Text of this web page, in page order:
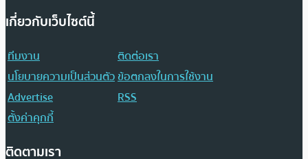
เกี่ยวกับเว็บไซต์นี้
ทีมงาน
ติดต่อเรา
นโยบายความเป็นส่วนตัวข้อตกลงในการใช้งาน
Advertise
RSS
ตั้งค่าคุกกี้
ติดตามเรา